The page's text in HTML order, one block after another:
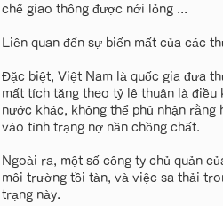
chế giao thông được nới lỏng ...
Liên quan đến sự biến mất của các
Đặc biệt, Việt Nam là quốc gia đưa
mất tích tăng theo tỷ lệ thuận là
nước khác, không thể phủ nhận
vào tình trạng nợ nần chồng chất.
Ngoài ra, một số công ty chủ quản
môi trường tồi tàn, và việc sa thải
trạng này.